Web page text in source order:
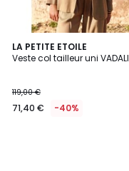
LA PETITE ETOILE
Veste col tailleur uni VADALI
119,00 €
71,40 € -40%